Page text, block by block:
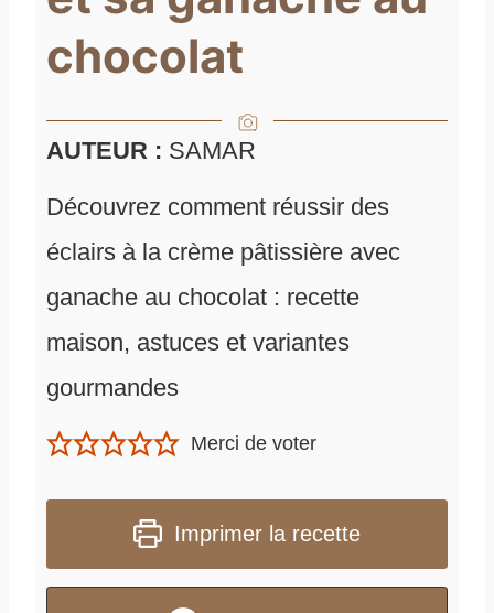
chocolat
AUTEUR : SAMAR
Découvrez comment réussir des
éclairs à la crème pâtissière avec
ganache au chocolat : recette
maison, astuces et variantes
gourmandes
Merci de voter
Imprimer la recette